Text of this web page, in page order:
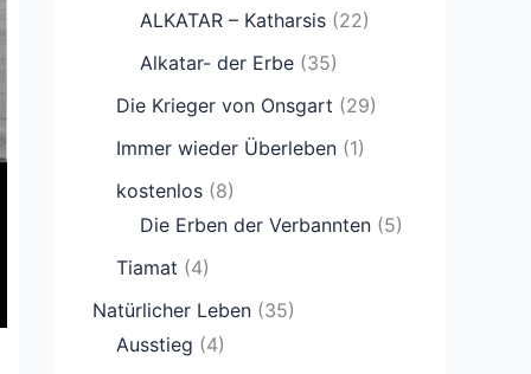
ALKATAR – Katharsis (22)
Alkatar- der Erbe (35)
Die Krieger von Onsgart (29)
Immer wieder Überleben (1)
kostenlos (8)
Die Erben der Verbannten (5)
Tiamat (4)
Natürlicher Leben (35)
Ausstieg (4)